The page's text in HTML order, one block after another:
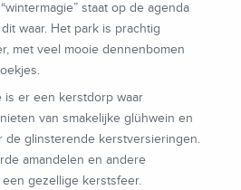
staat op de agenda
waar. Het park is prachtig
met veel mooie dennenbomen
is er een kerstdorp waar
van smakelijke glühwein en
de glinsterende kerstversieringen.
amandelen en andere
gezellige kerstsfeer.